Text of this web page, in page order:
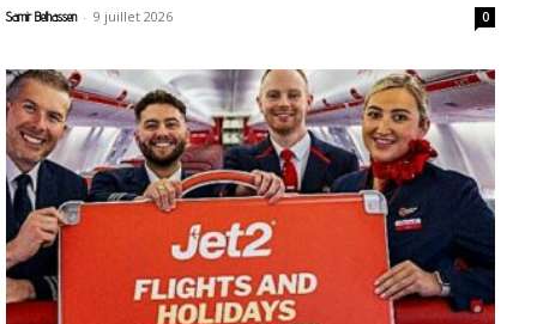
Samir Belhassen - 9 juillet 2026 0